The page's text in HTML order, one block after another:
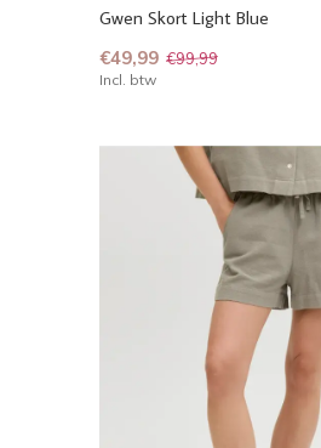
Gwen Skort Light Blue
€49,99 €99,99
Incl. btw